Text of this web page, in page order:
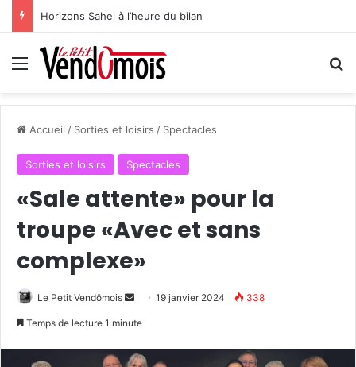
Horizons Sahel à l’heure du bilan
Menu
Accueil / Sorties et loisirs / Spectacles
Sorties et loisirs Spectacles
«Sale attente» pour la
troupe «Avec et sans
complexe»
Le Petit Vendômois
o
19 janvier 2024 338
Temps de lecture 1 minute